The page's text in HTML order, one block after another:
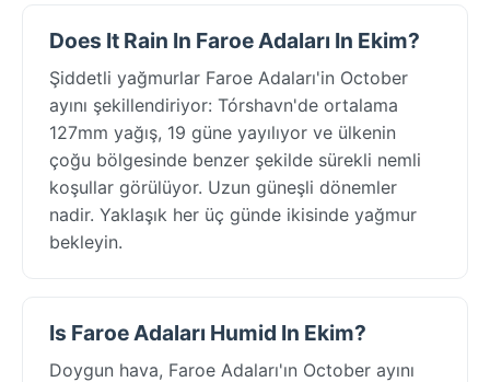
Does It Rain In Faroe Adaları In Ekim?
Şiddetli yağmurlar Faroe Adaları'in October
ayını şekillendiriyor: Tórshavn'de ortalama
127mm yağış, 19 güne yayılıyor ve ülkenin
çoğu bölgesinde benzer şekilde sürekli nemli
koşullar görülüyor. Uzun güneşli dönemler
nadir. Yaklaşık her üç günde ikisinde yağmur
bekleyin.
Is Faroe Adaları Humid In Ekim?
Doygun hava, Faroe Adaları'ın October ayını